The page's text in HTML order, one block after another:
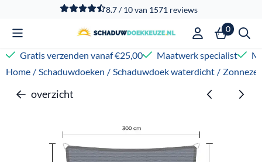
Cookievoorkeuren zijn beschikbaar. Kies instellingen of
8.7 / 10van 1571 reviews
0
Gratis verzenden vanaf €25,00 Maatwerk specialist
Home / Schaduwdoeken / Schaduwdoek waterdicht /
overzicht